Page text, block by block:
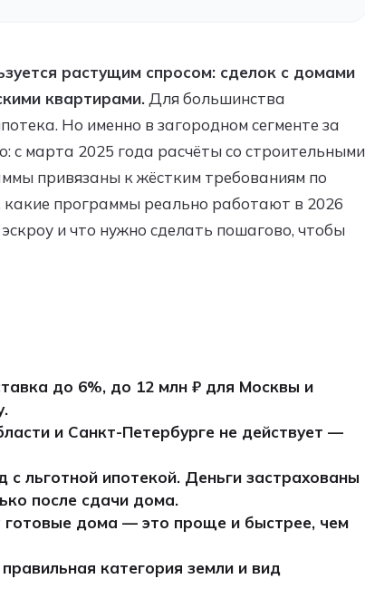
растущим спросом: сделок с домами
квартирами. Для большинства
Но именно в загородном сегменте за
с марта 2025 года расчёты со строительными
привязаны к жёстким требованиям по
какие программы реально работают в 2026
и что нужно сделать пошагово, чтобы
до 6%, до 12 млн ₽ для Москвы и
и Санкт-Петербурге не действует —
с льготной ипотекой. Деньги застрахованы
после сдачи дома.
дома — это проще и быстрее, чем
категория земли и вид